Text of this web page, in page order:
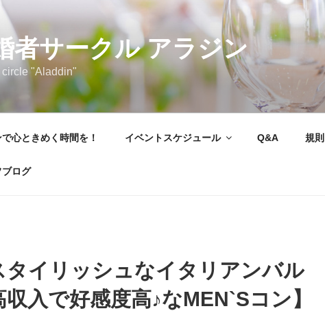
者サークル アラジン
"Aladdin"
心ときめく時間を！ イベントスケジュール Q&A 規則
ブログ
タイリッシュなイタリアンバル
収入で好感度高♪なMEN`Sコン】